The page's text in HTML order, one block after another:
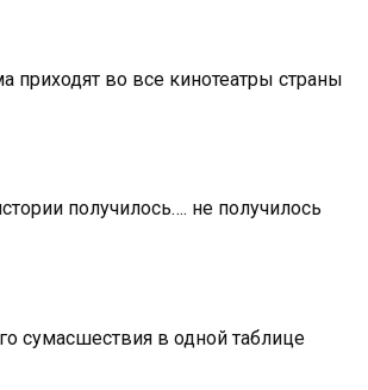
приходят во все кинотеатры страны
получилось…. не получилось
сумасшествия в одной таблице